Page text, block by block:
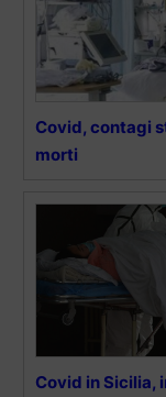
Covid, contagi
morti
Covid in Sicilia,